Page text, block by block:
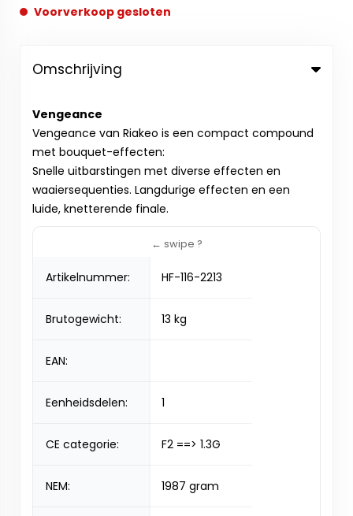
Voorverkoop gesloten
Omschrijving
Vengeance
Vengeance van Riakeo is een compact compound
met bouquet-effecten:
Snelle uitbarstingen met diverse effecten en
waaiersequenties. Langdurige effecten en een
luide, knetterende finale.
Artikelnummer: HF-116-2213
Brutogewicht: 13 kg
EAN:
Eenheidsdelen: 1
CE categorie: F2 ==> 1.3G
NEM: 1987 gram